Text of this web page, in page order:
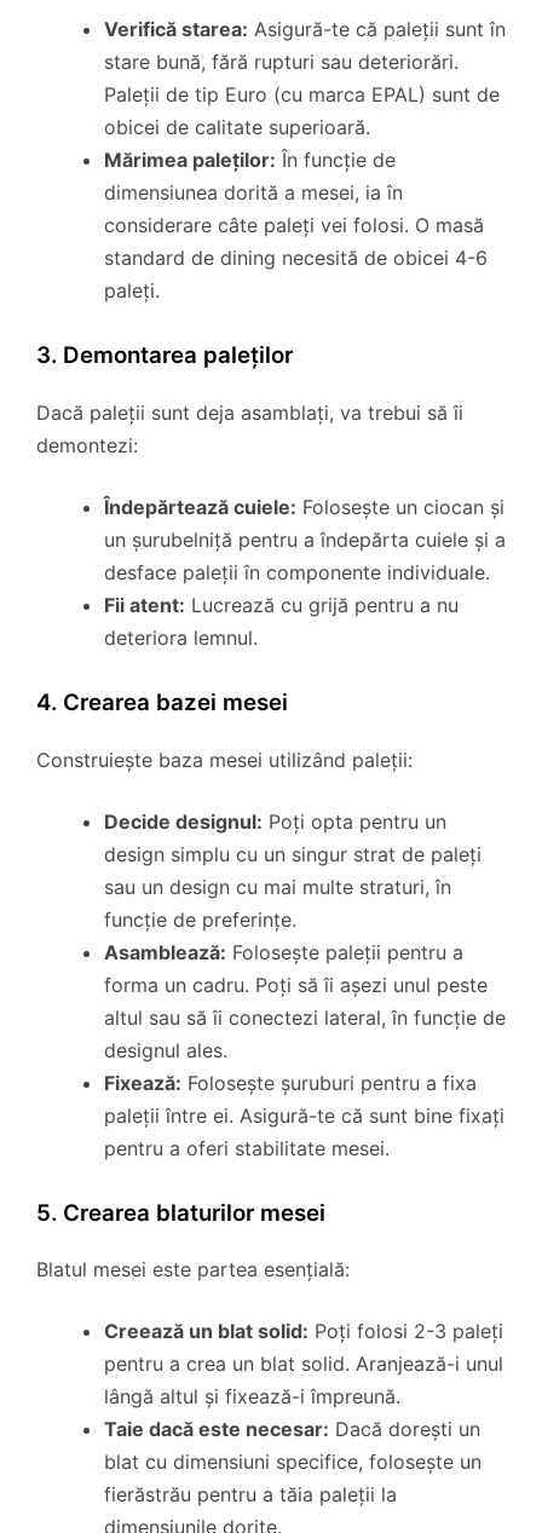
Verifică starea: Asigură-te că paleții sunt în
stare bună, fără rupturi sau deteriorări.
Paleții de tip Euro (cu marca EPAL) sunt de
obicei de calitate superioară.
Mărimea paleților: În funcție de
dimensiunea dorită a mesei, ia în
considerare câte paleți vei folosi. O masă
standard de dining necesită de obicei 4-6
paleți.
3. Demontarea paleților
Dacă paleții sunt deja asamblați, va trebui să îi
demontezi:
Îndepărtează cuiele: Folosește un ciocan și
un șurubelniță pentru a îndepărta cuiele și a
desface paleții în componente individuale.
Fii atent: Lucrează cu grijă pentru a nu
deteriora lemnul.
4. Crearea bazei mesei
Construiește baza mesei utilizând paleții:
Decide designul: Poți opta pentru un
design simplu cu un singur strat de paleți
sau un design cu mai multe straturi, în
funcție de preferințe.
Asamblează: Folosește paleții pentru a
forma un cadru. Poți să îi așezi unul peste
altul sau să îi conectezi lateral, în funcție de
designul ales.
Fixează: Folosește șuruburi pentru a fixa
paleții între ei. Asigură-te că sunt bine fixați
pentru a oferi stabilitate mesei.
5. Crearea blaturilor mesei
Blatul mesei este partea esențială:
Creează un blat solid: Poți folosi 2-3 paleți
pentru a crea un blat solid. Aranjează-i unul
lângă altul și fixează-i împreună.
Taie dacă este necesar: Dacă dorești un
blat cu dimensiuni specifice, folosește un
fierăstrău pentru a tăia paleții la
dimensiunile dorite.